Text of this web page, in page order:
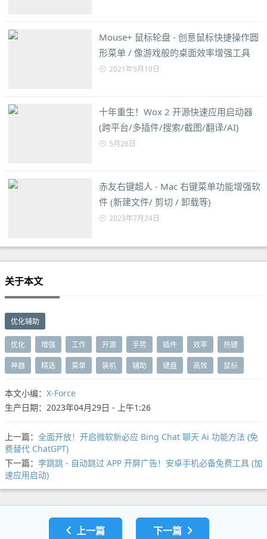
Mouse+ 鼠标轮盘 - 创意鼠标快捷操作圆
形菜单 / 像游戏般的桌面效率增强工具
2021年5月19日
十年重生！Wox 2 开源快速应用启动器
(跨平台/多插件/搜索/截图/翻译/AI)
5月26日
赤友右键超人 - Mac 右键菜单功能增强软
件 (新建文件/ 剪切 / 卸载等)
2023年7月24日
关于本文
优化辅助
优化 增强 工作 开源 手势 插件 效率 热键
神器 精选 菜单 装机 辅助 键盘 高效 鼠标
本文小编： X-Force
生产日期：2023年04月29日 - 上午1:26
上一篇： 全面开放！开启微软新必应 Bing Chat 聊天 Ai 功能方法 (免
费替代 ChatGPT)
下一篇： 李跳跳 - 自动跳过 APP 开屏广告！安卓手机必备免费工具 (加
速应用启动)
上一篇 下一篇